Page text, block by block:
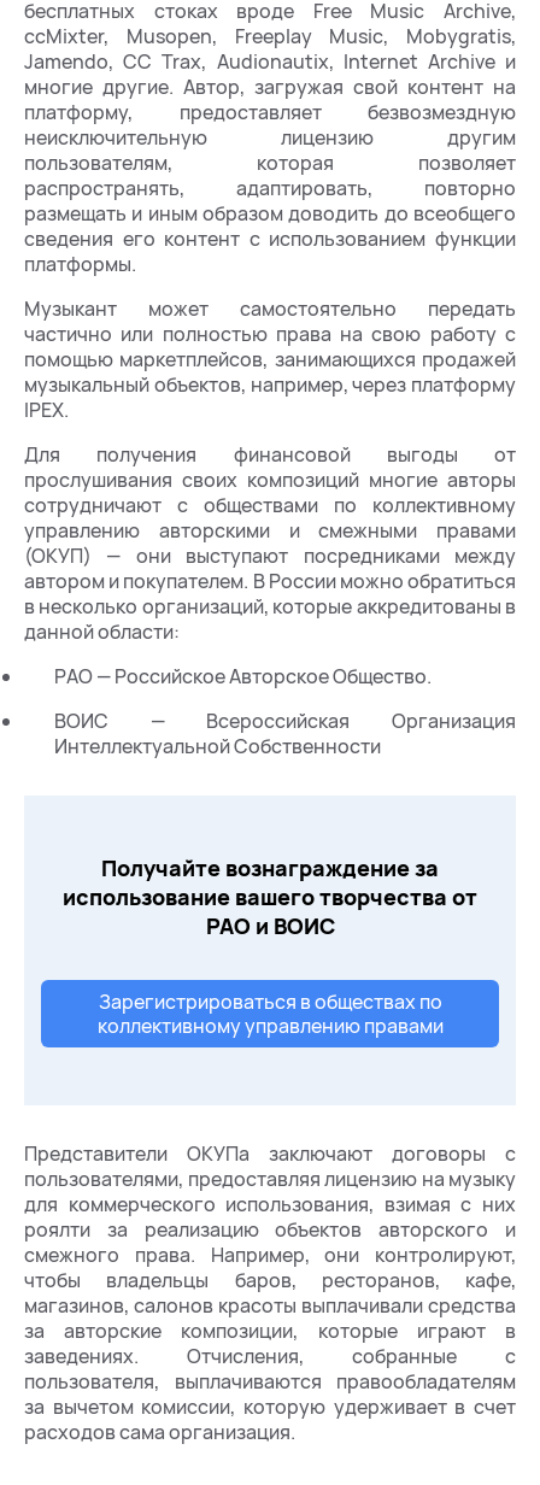
бесплатных стоках вроде Free Music Archive,
ccMixter, Musopen, Freeplay Music, Mobygratis,
Jamendo, CC Trax, Audionautix, Internet Archive и
многие другие. Автор, загружая свой контент на
платформу, предоставляет безвозмездную
неисключительную лицензию другим
пользователям, которая позволяет
распространять, адаптировать, повторно
размещать и иным образом доводить до всеобщего
сведения его контент с использованием функции
платформы.
Музыкант может самостоятельно передать
частично или полностью права на свою работу с
помощью маркетплейсов, занимающихся продажей
музыкальный объектов, например, через платформу
IPEX.
Для получения финансовой выгоды от
прослушивания своих композиций многие авторы
сотрудничают с обществами по коллективному
управлению авторскими и смежными правами
(ОКУП) — они выступают посредниками между
автором и покупателем. В России можно обратиться
в несколько организаций, которые аккредитованы в
данной области:
РАО — Российское Авторское Общество.
ВОИС — Всероссийская Организация
Интеллектуальной Собственности
Получайте вознаграждение за
использование вашего творчества от
РАО и ВОИС
Зарегистрироваться в обществах по
коллективному управлению правами
Представители ОКУПа заключают договоры с
пользователями, предоставляя лицензию на музыку
для коммерческого использования, взимая с них
роялти за реализацию объектов авторского и
смежного права. Например, они контролируют,
чтобы владельцы баров, ресторанов, кафе,
магазинов, салонов красоты выплачивали средства
за авторские композиции, которые играют в
заведениях. Отчисления, собранные с
пользователя, выплачиваются правообладателям
за вычетом комиссии, которую удерживает в счет
расходов сама организация.